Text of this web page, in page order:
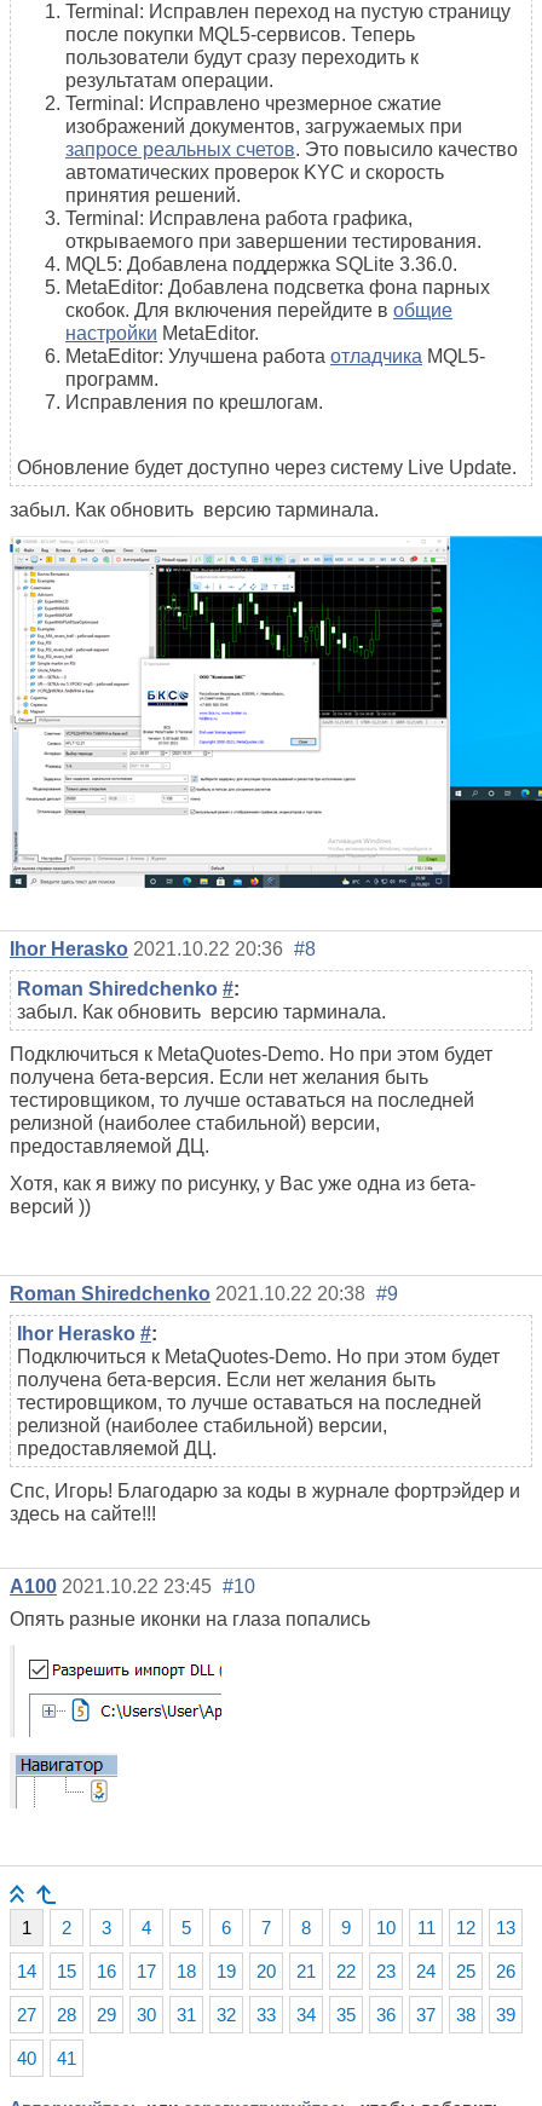
Terminal: Исправлен переход на пустую страницу
после покупки MQL5-сервисов. Теперь
пользователи будут сразу переходить к
результатам операции.
Terminal: Исправлено чрезмерное сжатие
изображений документов, загружаемых при
запросе реальных счетов. Это повысило качество
автоматических проверок KYC и скорость
принятия решений.
Terminal: Исправлена работа графика,
открываемого при завершении тестирования.
MQL5: Добавлена поддержка SQLite 3.36.0.
MetaEditor: Добавлена подсветка фона парных
скобок. Для включения перейдите в общие
настройки MetaEditor.
MetaEditor: Улучшена работа отладчика MQL5-
программ.
Исправления по крешлогам.
Обновление будет доступно через систему Live Update.
забыл. Как обновить версию тарминала.
Ihor Herasko 2021.10.22 20:36 #8
Roman Shiredchenko #:
забыл. Как обновить версию тарминала.
Подключиться к MetaQuotes-Demo. Но при этом будет
получена бета-версия. Если нет желания быть
тестировщиком, то лучше оставаться на последней
релизной (наиболее стабильной) версии,
предоставляемой ДЦ.
Хотя, как я вижу по рисунку, у Вас уже одна из бета-
версий ))
Roman Shiredchenko 2021.10.22 20:38 #9
Ihor Herasko #:
Подключиться к MetaQuotes-Demo. Но при этом будет
получена бета-версия. Если нет желания быть
тестировщиком, то лучше оставаться на последней
релизной (наиболее стабильной) версии,
предоставляемой ДЦ.
Спс, Игорь! Благодарю за коды в журнале фортрэйдер и
здесь на сайте!!!
A100 2021.10.22 23:45 #10
Опять разные иконки на глаза попались
1 2 3 4 5 6 7 8 9 10 11 12 13
14 15 16 17 18 19 20 21 22 23 24 25 26
27 28 29 30 31 32 33 34 35 36 37 38 39
40 41